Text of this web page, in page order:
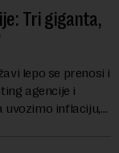
Tri giganta,
lepo se prenosi i
agencije i
uvozimo inflaciju,